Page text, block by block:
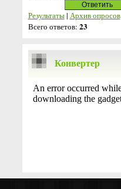
Результаты| Архив опросов
Всего ответов: 23
Конвертер